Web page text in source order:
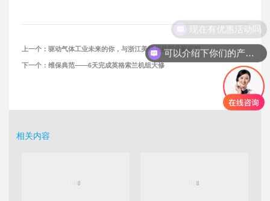
上一个： 驱动气体工业未来的你，与浙江美颂共赴行业新征程
下一个： 维保典范——6天完成英格索兰机组大修
相关内容
可以介绍下你们的产品么
现在有优惠活动吗